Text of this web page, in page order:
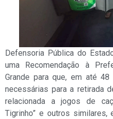
Defensoria Pública do
uma Recomendação à
Grande para que, em até
necessárias para a retirada
relacionada a jogos de
Tigrinho” e outros similares,